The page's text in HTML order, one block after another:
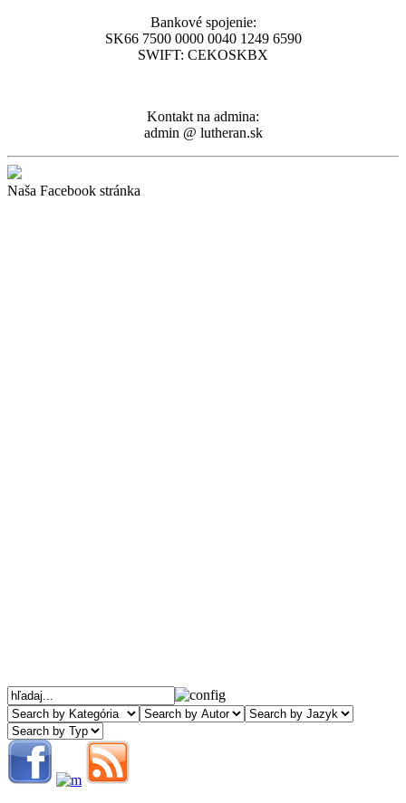
Bankové spojenie:
SK66 7500 0000 0040 1249 6590
SWIFT: CEKOSKBX
Kontakt na admina:
admin @ lutheran.sk
Naša Facebook stránka